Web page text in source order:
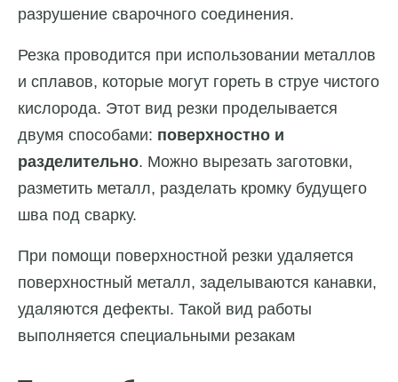
разрушение сварочного соединения.
Резка проводится при использовании металлов
и сплавов, которые могут гореть в струе чистого
кислорода. Этот вид резки проделывается
двумя способами: поверхностно и
разделительно. Можно вырезать заготовки,
разметить металл, разделать кромку будущего
шва под сварку.
При помощи поверхностной резки удаляется
поверхностный металл, заделываются канавки,
удаляются дефекты. Такой вид работы
выполняется специальными резакам